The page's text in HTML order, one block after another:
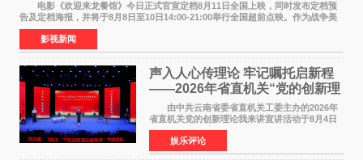
电影《欢迎来龙餐馆》今日正式官宣定档8月11日全国上映，同时发布定档预
告及定档海报，并将于8月8日至10日14:00-21:00举行全国超前点映。作为战争美
食大片，影片讲述的是中国厨师徐福（沈腾
影视新闻
声入人心传理论 牢记嘱托启新程
——2026年省直机关“党的创新理
论我来讲”宣讲活动圆满落幕
由中共云南省委省直机关工委主办的2026年
省直机关党的创新理论我来讲宣讲活动于8月4日
至5日在昆明举办。活动以 "牢记嘱托 感恩奋进
开创云南发展新局面 "为主题，坚持以新时代中国
特色社会主义
娱乐评论